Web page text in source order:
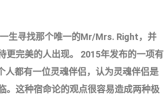
生寻找那个唯一的Mr/Mrs. Right，并
更完美的人出现。 2015年发布的一项有
人都有一位灵魂伴侣，认为灵魂伴侣是
。这种宿命论的观点很容易造成两种极